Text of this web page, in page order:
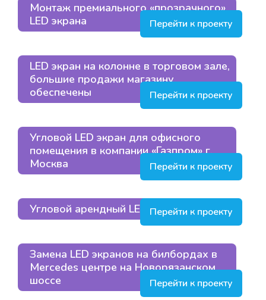
Монтаж премиального «прозрачного»
LED экрана
Перейти к проекту
LED экран на колонне в торговом зале,
большие продажи магазину
обеспечены
Перейти к проекту
Угловой LED экран для офисного
помещения в компании «Газпром» г.
Москва
Перейти к проекту
Угловой арендный LED экранПерейти к проекту
Замена LED экранов на билбордах в
Mercedes центре на Новорязанском
шоссе
Перейти к проекту